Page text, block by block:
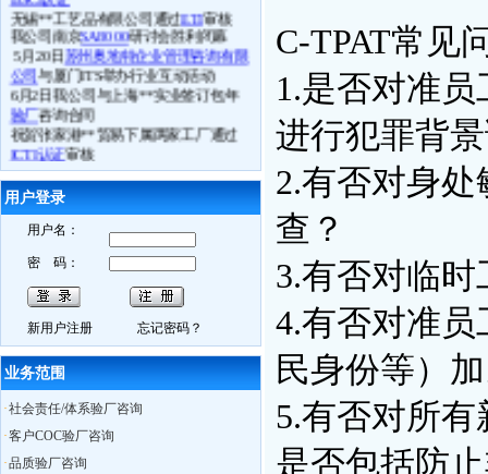
无锡**工艺品有限公司通过ETI审核
我公司南京SA8000研讨会胜利闭幕
5月20日苏州奥地特企业管理咨询有限
公司 与厦门ITS举办行业互动活动
6月2日我公司与上海**实业签订包年
验厂咨询合同
祝贺张家港**贸易下属两家工厂通过
ICTI认证审核
6月3日苏州**科技通过BSCI验厂
6月4日常熟**电子通过ICTI验厂
6.月5日张家港**鞋业司通过
6月4日镇江**体育用品厂
6月10日我公司
6月11日苏州**贸易接受我公司
知培训
6月13日如皋**数码
Best Buy验厂
历年来最好成绩
6月13日海门**时装
6月13日南通**服饰
6月13日如东**时装ICTI认证
6月14日通州市**袜业取得
证书
用户登录
用户名：
密 码：
新用户注册 忘记密码？
业务范围
·社会责任/体系验厂咨询
·客户COC验厂咨询
·品质验厂咨询
C-TPAT常见
1.是否对准
进行犯罪背
2.有否对身
查？
3.有否对临
4.有否对准
民身份等）
5.有否对所
是否包括防